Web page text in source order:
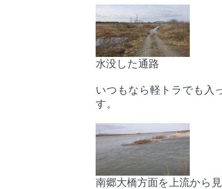
水没した通路
いつもなら軽トラでも入
す。
南郷大橋方面を上流から